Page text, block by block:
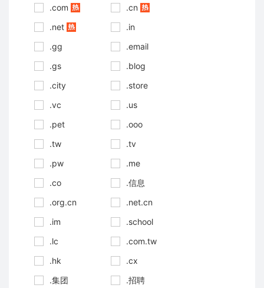
.com
.cn
.net
.in
.gg
.email
.gs
.blog
.city
.store
.vc
.us
.pet
.ooo
.tw
.tv
.pw
.me
.co
.信息
.org.cn
.net.cn
.im
.school
.lc
.com.tw
.hk
.cx
.集团
.招聘